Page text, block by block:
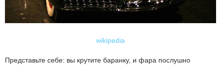
wikipedia
Представьте себе: вы крутите баранку, и фара послушно